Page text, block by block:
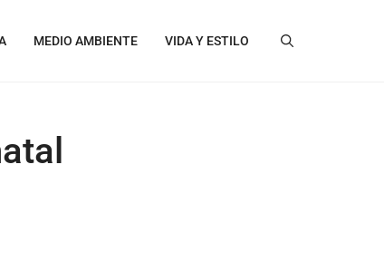
MEDIO AMBIENTE VIDA Y ESTILO